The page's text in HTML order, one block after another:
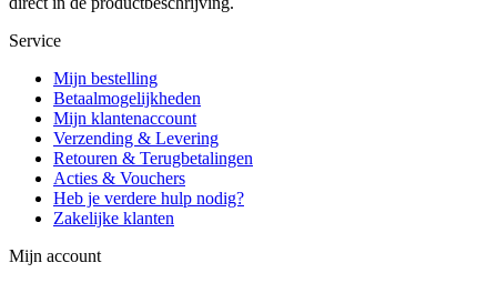
Service
Mijn bestelling
Betaalmogelijkheden
Mijn klantenaccount
Verzending & Levering
Retouren & Terugbetalingen
Acties & Vouchers
Heb je verdere hulp nodig?
Zakelijke klanten
Mijn account